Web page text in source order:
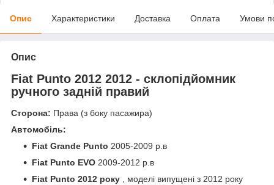
Опис Характеристики Доставка Оплата Умови
Опис
Fiat Punto 2012 2012 - склопідйомник
ручного задній правий
Сторона: Права (з боку пасажира)
Автомобіль:
Fiat Grande Punto 2005-2009 р.в
Fiat Punto EVO 2009-2012 р.в
Fiat Punto 2012 року , моделі випущені з 2012 року